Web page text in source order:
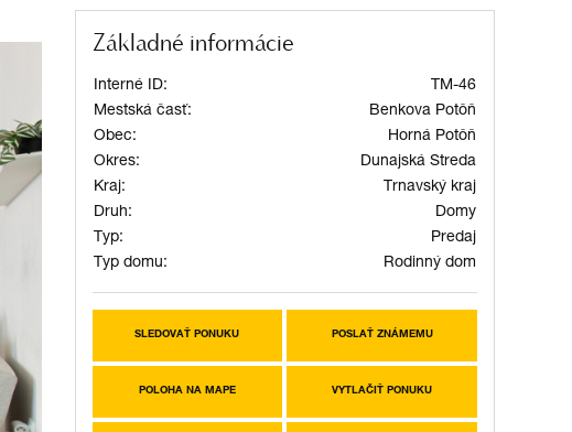
Základné informácie
Interné ID:
TM-46
Mestská časť:
Benkova Potôň
Obec:
Horná Potôň
Okres:
Dunajská Streda
Kraj:
Trnavský kraj
Druh:
Domy
Typ:
Predaj
Typ domu:
Rodinný dom
SLEDOVAŤ PONUKU POSLAŤ ZNÁMEMU
POLOHA NA MAPE VYTLAČIŤ PONUKU